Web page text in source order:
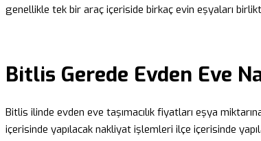
genellikle tek bir araç içeriside birkaç evin eşyaları
Bitlis Gerede Evden Eve
Bitlis ilinde evden eve taşımacılık fiyatları eşya
içerisinde yapılacak nakliyat işlemleri ilçe içerisinde